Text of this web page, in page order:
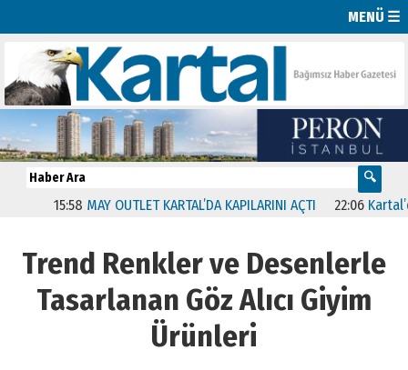
MENÜ ☰
MAY OUTLET KARTAL’DA KAPILARINI AÇTI 22:06 Kartal’da
Trend Renkler ve Desenlerle
Tasarlanan Göz Alıcı Giyim
Ürünleri